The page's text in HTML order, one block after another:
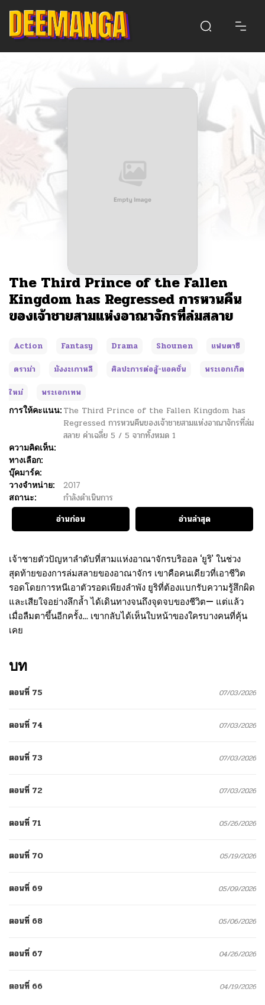
The Third Prince of the Fallen
Kingdom has Regressed การหวนคืน
ของเจ้าชายสามแห่งอาณาจักรที่ล่มสลาย
Action Fantasy Drama Shounen
แฟนตาซี
ดราม่า
มังงะเกาหลี ศิลปะการต่อสู้-แอคชั่น
พระเอกเกิด
ใหม่
พระเอกเทพ
การให้คะแนน: The Third Prince of the Fallen Kingdom has
Regressed การหวนคืนของเจ้าชายสามแห่งอาณาจักรที่ล่ม
สลาย ค่าเฉลี่ย 5 / 5 จากทั้งหมด 1
ความคิดเห็น:
ทางเลือก:
บุ๊คมาร์ค:
วางจำหน่าย:
2017
สถานะ:
กำลังดำเนินการ
อ่านก่อน
อ่านล่าสุด
เจ้าชายตัวปัญหาลำดับที่สามแห่งอาณาจักรบริออล ‘ยูริ’ ในช่วง
สุดท้ายของการล่มสลายของอาณาจักร เขาคือคนเดียวที่เอาชีวิต
รอดโดยการหนีเอาตัวรอดเพียงลำพัง ยูริที่ต้องแบกรับความรู้สึกผิด
และเสียใจอย่างลึกล้ำ ได้เดินทางจนถึงจุดจบของชีวิต— แต่แล้ว
เมื่อลืมตาขึ้นอีกครั้ง… เขากลับได้เห็นใบหน้าของใครบางคนที่คุ้น
เคย
บท
ตอนที่ 75 07/03/2026
ตอนที่ 74 07/03/2026
ตอนที่ 73 07/03/2026
ตอนที่ 72 07/03/2026
ตอนที่ 71 05/26/2026
ตอนที่ 70 05/19/2026
ตอนที่ 69 05/09/2026
ตอนที่ 68 05/06/2026
ตอนที่ 67 04/26/2026
ตอนที่ 66 04/19/2026